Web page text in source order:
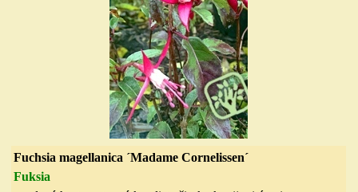
Fuchsia magellanica ´Madame Cornelissen´
Fuksia